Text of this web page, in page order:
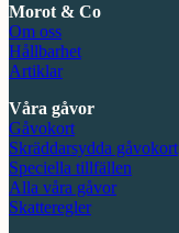
Morot & Co
Om oss
Hållbarhet
Artiklar
Våra gåvor
Gåvokort
Skräddarsydda gåvokort
Speciella tillfällen
Alla våra gåvor
Skatteregler